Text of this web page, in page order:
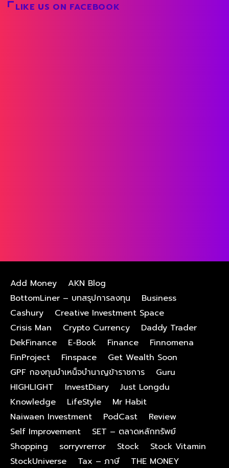
LIKE US ON FACEBOOK
Add Money
AKN Blog
BottomLiner – บทสรุปการลงทุน
Business
Cashury
Creative Investment Space
Crisis Man
Crypto Currency
Daddy Trader
DekFinance
E-Book Finance
Finnomena
FinProject
Finspace
Get Wealth Soon
GPF กองทุนบําเหน็จบํานาญข้าราชการ
Guru
HIGHLIGHT
InvestDiary
Just Longdu
Knowledge
LifeStyle
Mr Habit
Naiwaen Investment
PodCast
Review
Self Improvement
SET – ตลาดหลักทรัพย์
Shopping
sorryvrerror Stock
Stock Vitamin
StockUniverse
Tax – ภาษี
THE MONEY